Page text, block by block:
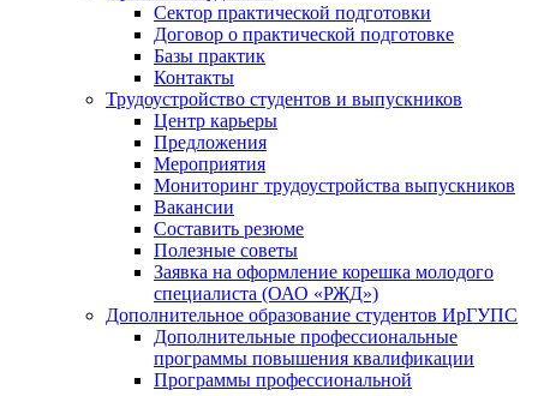
Сектор практической подготовки
Договор о практической подготовке
Базы практик
Контакты
Трудоустройство студентов и выпускников
Центр карьеры
Предложения
Мероприятия
Мониторинг трудоустройства выпускников
Вакансии
Составить резюме
Полезные советы
Заявка на оформление корешка молодого
специалиста (ОАО «РЖД»)
Дополнительное образование студентов ИрГУПС
Дополнительные профессиональные
программы повышения квалификации
Программы профессиональной